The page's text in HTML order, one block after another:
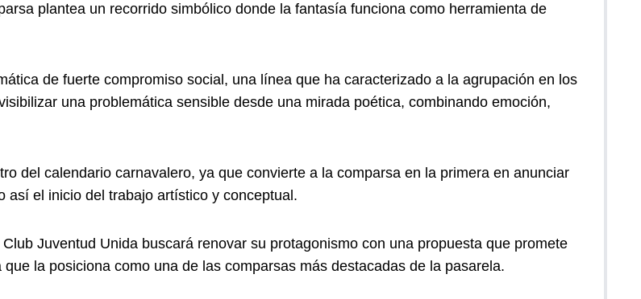
plantea un recorrido simbólico donde la fantasía funciona como herramienta de
de fuerte compromiso social, una línea que ha caracterizado a la agrupación en los
una problemática sensible desde una mirada poética, combinando emoción,
del calendario carnavalero, ya que convierte a la comparsa en la primera en anunciar
así el inicio del trabajo artístico y conceptual.
Juventud Unida buscará renovar su protagonismo con una propuesta que promete
la posiciona como una de las comparsas más destacadas de la pasarela.